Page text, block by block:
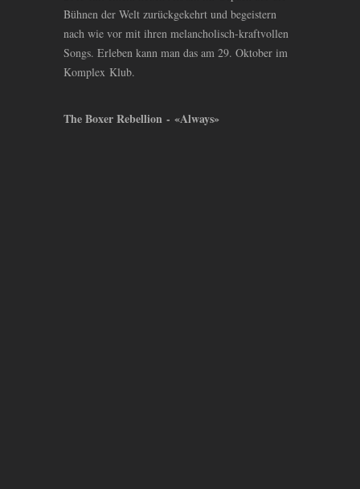
Bühnen der Welt zurückgekehrt und begeistern
nach wie vor mit ihren melancholisch-kraftvollen
Songs. Erleben kann man das am 29. Oktober im
Komplex Klub.
The Boxer Rebellion - «Always»